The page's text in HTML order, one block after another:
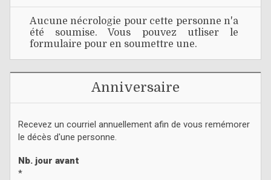
Aucune nécrologie pour cette personne n'a
été soumise. Vous pouvez utliser le
formulaire pour en soumettre une.
Anniversaire
Recevez un courriel annuellement afin de vous remémorer
le décès d'une personne.
Nb. jour avant
*